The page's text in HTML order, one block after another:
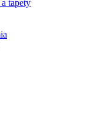
tapety